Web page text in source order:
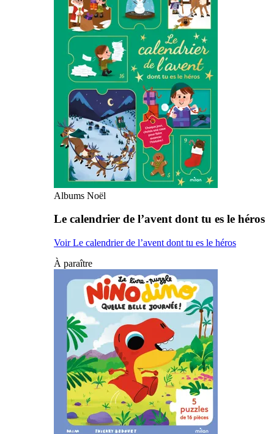
Albums Noël
Le calendrier de l’avent dont tu es le héros
Voir Le calendrier de l’avent dont tu es le héros
À paraître